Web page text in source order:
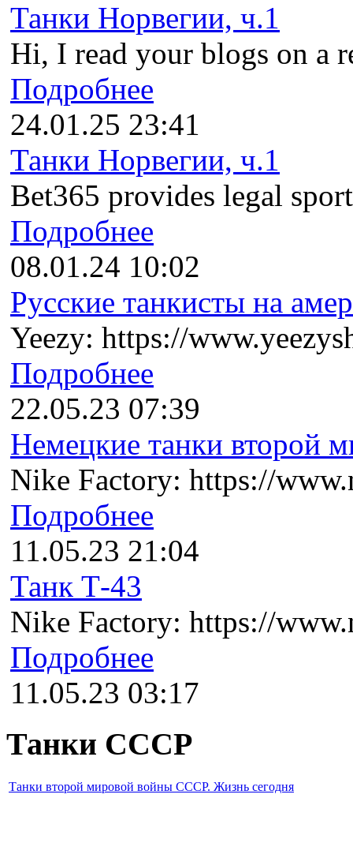
Танки Норвегии, ч.1
Hi, I read your blogs on a
Подробнее
24.01.25 23:41
Танки Норвегии, ч.1
Bet365 provides legal
Подробнее
08.01.24 10:02
Русские танкисты на
Yeezy: https://
Подробнее
22.05.23 07:39
Немецкие танки второй
Nike Factory: https://
Подробнее
11.05.23 21:04
Танк Т-43
Nike Factory: https://
Подробнее
11.05.23 03:17
Танки СССР
Танки второй мировой войны СССР. Жизнь сегодня